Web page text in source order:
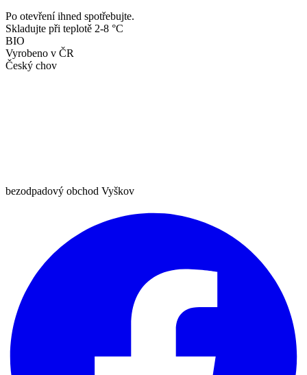
Po otevření ihned spotřebujte.
Skladujte při teplotě 2-8 °C
BIO
Vyrobeno v ČR
Český chov
bezodpadový obchod Vyškov